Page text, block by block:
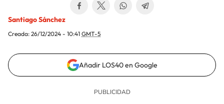
Santiago Sánchez
Creada: 26/12/2024 - 10:41 GMT-5
Añadir LOS40 en Google